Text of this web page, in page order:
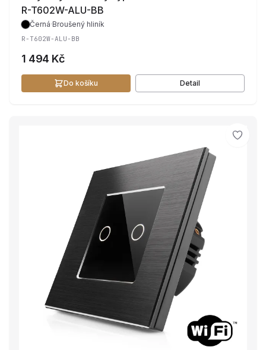
R-T602W-ALU-BB
Černá·Broušený hliník
R-T602W-ALU-BB
1 494 Kč
Do košíku Detail